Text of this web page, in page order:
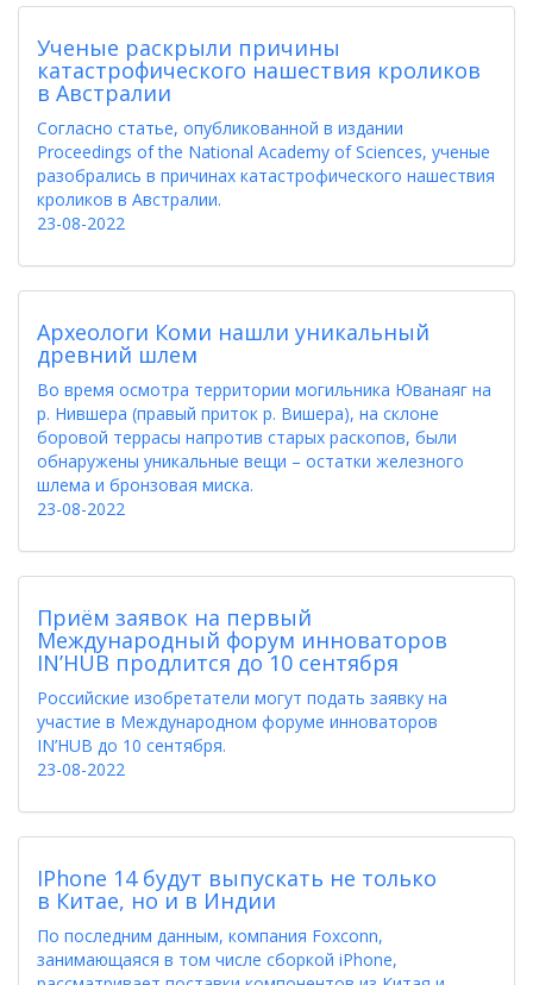
Ученые раскрыли причины
катастрофического нашествия кроликов
в Австралии
Согласно статье, опубликованной в издании
Proceedings of the National Academy of Sciences, ученые
разобрались в причинах катастрофического нашествия
кроликов в Австралии.
23-08-2022
Археологи Коми нашли уникальный
древний шлем
Во время осмотра территории могильника Юванаяг на
р. Нившера (правый приток р. Вишера), на склоне
боровой террасы напротив старых раскопов, были
обнаружены уникальные вещи – остатки железного
шлема и бронзовая миска.
23-08-2022
Приём заявок на первый
Международный форум инноваторов
IN’HUB продлится до 10 сентября
Российские изобретатели могут подать заявку на
участие в Международном форуме инноваторов
IN’HUB до 10 сентября.
23-08-2022
IPhone 14 будут выпускать не только
в Китае, но и в Индии
По последним данным, компания Foxconn,
занимающаяся в том числе сборкой iPhone,